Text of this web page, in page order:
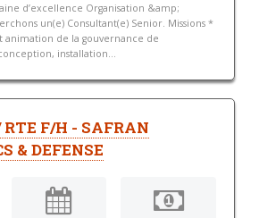
d’excellence Organisation &amp;
un(e) Consultant(e) Senior. Missions *
animation de la gouvernance de
installation...
F/H - SAFRAN
& DEFENSE